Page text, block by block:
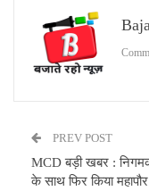
PREV POST
MCD बड़ी खबर :
के साथ फिर किया